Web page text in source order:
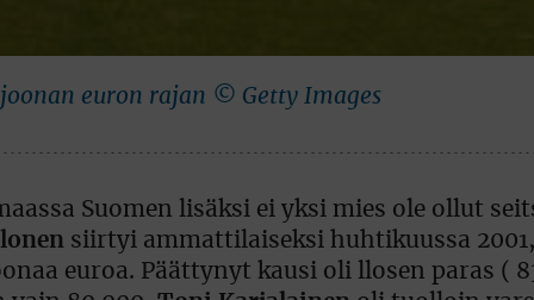
euron rajan © Getty Images
Suomen lisäksi ei yksi mies ole ollut
siirtyi ammattilaiseksi huhtikuussa
euroa. Päättynyt kausi oli llosen paras (